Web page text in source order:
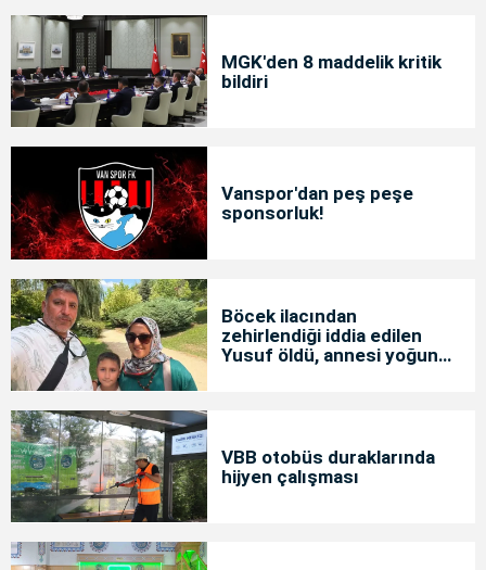
MGK'den 8 maddelik kritik
bildiri
Vanspor'dan peş peşe
sponsorluk!
Böcek ilacından
zehirlendiği iddia edilen
Yusuf öldü, annesi yoğun
VBB otobüs duraklarında
hijyen çalışması